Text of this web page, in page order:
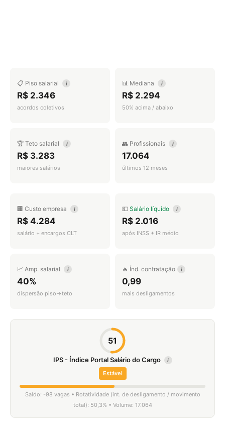
📋 Piso salarial i
R$ 2.346
acordos coletivos
📊 Mediana i
R$ 2.294
50% acima / abaixo
🏆 Teto salarial i
R$ 3.283
maiores salários
👥 Profissionais i
17.064
últimos 12 meses
🏢 Custo empresa i
R$ 4.284
salário + encargos CLT
💵 Salário líquido i
R$ 2.016
após INSS + IR médio
📈 Amp. salarial i
40%
dispersão piso→teto
🔥 Índ. contratação i
0,99
mais desligamentos
51
IPS - Índice Portal Salário do Cargo i
Estável
Saldo: -98 vagas • Rotatividade (int. de desligamento / movimento
total): 50,3% • Volume: 17.064